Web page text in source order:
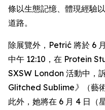
條以生態記憶、體現經驗
道路。
除展覽外，Petrić 將於 6
中午 12:10，在 Protein
SXSW London 活動中，
Glitched Sublime》
（藝
此外，她將在 6 月 4 日（